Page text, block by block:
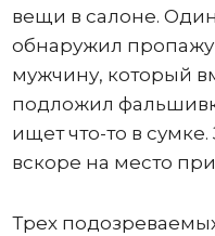
вещи в салоне.
обнаружил пропажу
мужчину, который
подложил
ищет что-то в сумке.
вскоре на место
Трех